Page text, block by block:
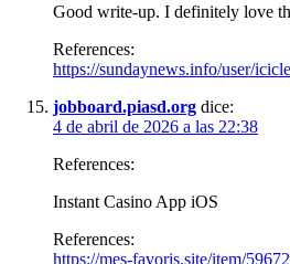
Good write-up. I definitely love
References:
https://sundaynews.info/user/
jobboard.piasd.org dice:
4 de abril de 2026 a las 22:38
References:
Instant Casino App iOS
References:
https://mes-favoris.site/item/